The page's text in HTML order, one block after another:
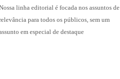
linha editorial é focada nos assuntos de
para todos os públicos, sem um
em especial de destaque